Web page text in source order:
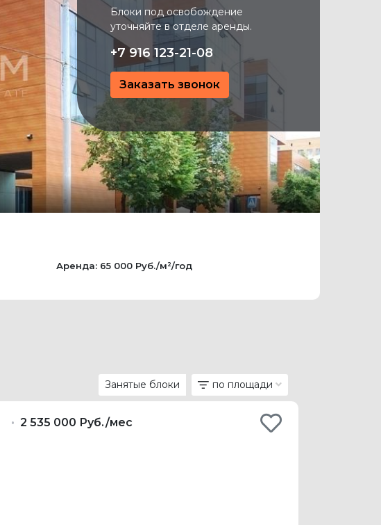
Блоки под освобождение
уточняйте в отделе аренды.
+7 916 123-21-08
Заказать звонок
Аренда: 65 000 Руб./м²/год
Занятые блоки по площади
2 535 000 Руб./мес